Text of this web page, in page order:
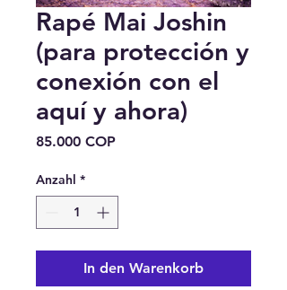
Rapé Mai Joshin
(para protección y
conexión con el
aquí y ahora)
85.000 COPPreis
Anzahl *
In den Warenkorb